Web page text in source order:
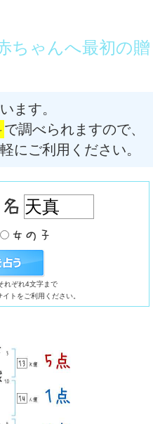
ちゃんへ最初の贈
ます。
で調べられますので、
にご利用ください。
れぞれ4文字まで
トをご利用ください。